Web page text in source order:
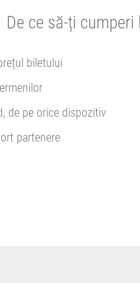
De ce să-ți cumperi
biletului
de pe orice dispozitiv
partenere